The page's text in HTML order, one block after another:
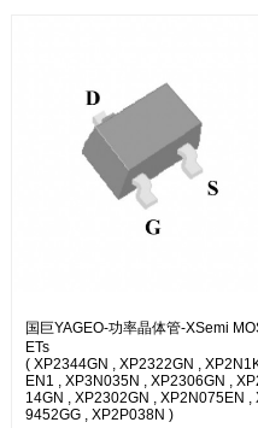
国巨YAGEO-功率晶体管-XSemi
ETs
( XP2344GN , XP2322GN ,
EN1 , XP3N035N , XP2306GN ,
14GN , XP2302GN , XP2N075EN ,
9452GG , XP2P038N )